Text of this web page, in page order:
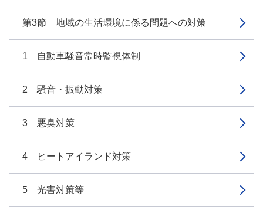
第3節 地域の生活環境に係る問題への対策
1 自動車騒音常時監視体制
2 騒音・振動対策
3 悪臭対策
4 ヒートアイランド対策
5 光害対策等